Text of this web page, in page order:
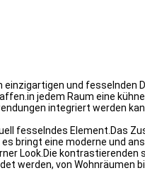
und fesselnden
jedem Raum eine
integriert werden
fesselndes Element.Das
bringt eine moderne und
Look.Die
werden, von Wohnräumen